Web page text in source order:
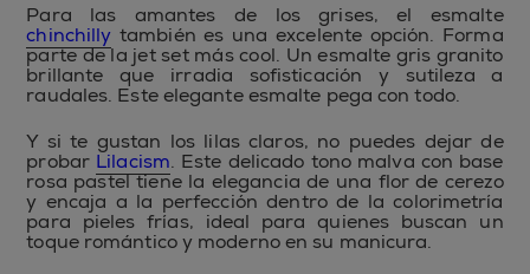
Para las amantes de los grises, el esmalte
chinchilly también es una excelente opción. Forma
parte de la jet set más cool. Un esmalte gris granito
brillante que irradia sofisticación y sutileza a
raudales. Este elegante esmalte pega con todo.
Y si te gustan los lilas claros, no puedes dejar de
probar Lilacism. Este delicado tono malva con base
rosa pastel tiene la elegancia de una flor de cerezo
y encaja a la perfección dentro de la colorimetría
para pieles frías, ideal para quienes buscan un
toque romántico y moderno en su manicura.